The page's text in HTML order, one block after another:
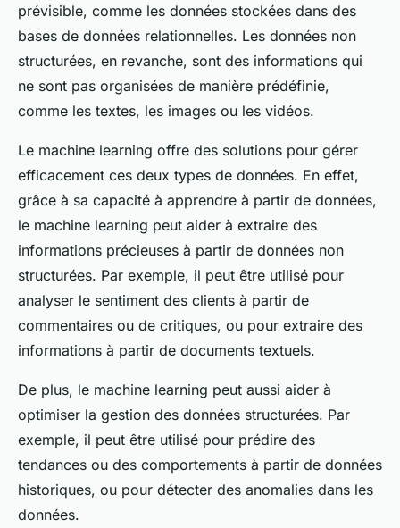
prévisible, comme les données stockées dans des
bases de données relationnelles. Les données non
structurées, en revanche, sont des informations qui
ne sont pas organisées de manière prédéfinie,
comme les textes, les images ou les vidéos.
Le machine learning offre des solutions pour gérer
efficacement ces deux types de données. En effet,
grâce à sa capacité à apprendre à partir de données,
le machine learning peut aider à extraire des
informations précieuses à partir de données non
structurées. Par exemple, il peut être utilisé pour
analyser le sentiment des clients à partir de
commentaires ou de critiques, ou pour extraire des
informations à partir de documents textuels.
De plus, le machine learning peut aussi aider à
optimiser la gestion des données structurées. Par
exemple, il peut être utilisé pour prédire des
tendances ou des comportements à partir de données
historiques, ou pour détecter des anomalies dans les
données.